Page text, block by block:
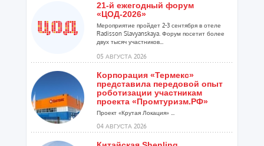
21-й ежегодный форум
«ЦОД-2026»
Мероприятие пройдет 2-3 сентября в отеле
Radisson Slavyanskaya. Форум посетит более
двух тысяч участников...
05 АВГУСТА 2026
Корпорация «Термекс»
представила передовой опыт
роботизации участникам
проекта «Промтуризм.РФ»
Проект «Крутая Локация» ...
04 АВГУСТА 2026